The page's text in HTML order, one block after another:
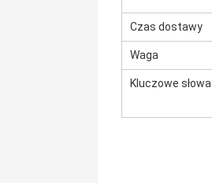
Czas dostawy
Waga
Kluczowe słowa